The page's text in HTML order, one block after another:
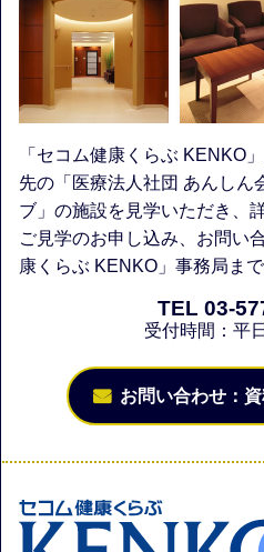
「セコム健康くらぶ KENKO
先の「医療法人社団 あんしん
ブ」の施設を見学いただき、
ご見学のお申し込み、お問い
康くらぶ KENKO」事務局まで
TEL 03-
受付時間：平
お問い合わせ：